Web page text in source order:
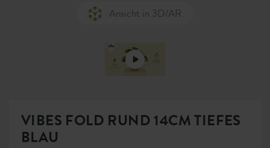
VIBES FOLD RUND 14CM TIEFES
BLAU
Ansicht in 3D/AR